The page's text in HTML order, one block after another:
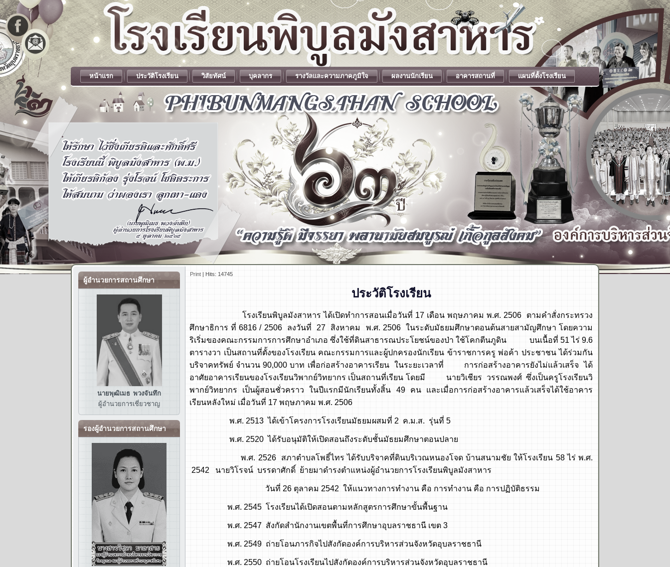
.
.
หน้าแรก ประวัติโรงเรียน วิสัยทัศน์ บุคลากร รางวัลและความภาคภูมิใจ ผลงานนักเรียน อาคารสถานที่ แผนที่ตั้งโรงเรียน
ผู้อำนวยการสถานศึกษา
นายพุฒิเมธ พวงจันทึก
ผู้อำนวยการเชี่ยวชาญ
รองผู้อำนวยการสถานศึกษา
Print | Hits: 14745
ประวัติโรงเรียน
โรงเรียนพิบูลมังสาหาร ได้เปิดทำการสอนเมื่อวันที่ 17 เดือน พฤษภาคม พ.ศ. 2506 ตามคำสั่งกระทรวง
ศึกษาธิการ ที่ 6816 / 2506 ลงวันที่ 27 สิงหาคม พ.ศ. 2506 ในระดับมัธยมศึกษาตอนต้นสายสามัญศึกษา โดยความ
ริเริ่มของคณะกรรมการการศึกษาอำเภอ ซึ่งใช้ที่ดินสาธารณประโยชน์ของป่า ใช้โคกตีนภูดิน บนเนื้อที่ 51 ไร่ 9.6
ตารางวา เป็นสถานที่ตั้งของโรงเรียน คณะกรรมการและผู้ปกครองนักเรียน ข้าราชการครู พ่อค้า ประชาชน ได้ร่วมกัน
บริจาคทรัพย์ จำนวน 90,000 บาท เพื่อก่อสร้างอาคารเรียน ในระยะเวลาที่ การก่อสร้างอาคารยังไม่แล้วเสร็จ ได้
อาศัยอาคารเรียนของโรงเรียนวิพากย์วิทยากร เป็นสถานที่เรียน โดยมี นายวิเชียร วรรณพงศ์ ซึ่งเป็นครูโรงเรียนวิ
พากย์วิทยากร เป็นผู้สอนชั่วคราว ในปีแรกมีนักเรียนทั้งสิ้น 49 คน และเมื่อการก่อสร้างอาคารแล้วเสร็จได้ใช้อาคาร
เรียนหลังใหม่ เมื่อวันที่ 17 พฤษภาคม พ.ศ. 2506
พ.ศ. 2513 ได้เข้าโครงการโรงเรียนมัธยมผสมที่ 2 ค.ม.ส. รุ่นที่ 5
พ.ศ. 2520 ได้รับอนุมัติให้เปิดสอนถึงระดับชั้นมัธยมศึกษาตอนปลาย
พ.ศ. 2526 สภาตำบลโพธิ์ไทร ได้รับบริจาคที่ดินบริเวณหนองโจด บ้านสนามชัย ให้โรงเรียน 58 ไร่ พ.ศ.
2542 นายวิโรจน์ บรรดาศักดิ์ ย้ายมาดำรงตำแหน่งผู้อำนวยการโรงเรียนพิบูลมังสาหาร
วันที่ 26 ตุลาคม 2542 ให้แนวทางการทำงาน คือ การทำงาน คือ การปฏิบัติธรรม
พ.ศ. 2545 โรงเรียนได้เปิดสอนตามหลักสูตรการศึกษาขั้นพื้นฐาน
พ.ศ. 2547 สังกัดสำนักงานเขตพื้นที่การศึกษาอุบลราชธานี เขต 3
พ.ศ. 2549 ถ่ายโอนภารกิจไปสังกัดองค์การบริหารส่วนจังหวัดอุบลราชธานี
พ.ศ. 2550 ถ่ายโอนโรงเรียนไปสังกัดองค์การบริหารส่วนจังหวัดอุบลราชธานี